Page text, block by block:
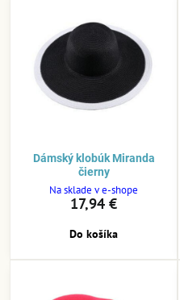
Dámský klobúk Miranda
čierny
Na sklade v e-shope
17,94 €
Do košíka